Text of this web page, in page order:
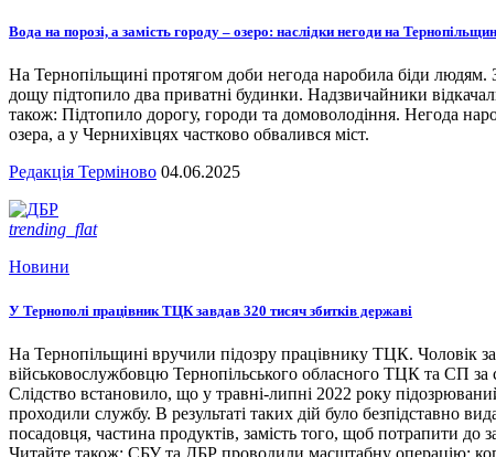
Вода на порозі, а замість городу – озеро: наслідки негоди на
На Тернопільщині протягом доби негода наробила біди людям.
дощу підтопило два приватні будинки. Надзвичайники
також: Підтопило дорогу, городи та домоволодіння. Негода
озера, а у Чернихівцях частково обвалився міст.
Редакція Терміново 04.06.2025
trending_flat
Новини
У Тернополі працівник ТЦК завдав 320 тисяч збитків державі
На Тернопільщині вручили підозру працівнику ТЦК. Чоловік
військовослужбовцю Тернопільського обласного ТЦК та СП за
Слідство встановило, що у травні-липні 2022 року
проходили службу. В результаті таких дій було безпідставно
посадовця, частина продуктів, замість того, щоб потрапити до
Читайте також: СБУ та ДБР проводили масштабну операцію: